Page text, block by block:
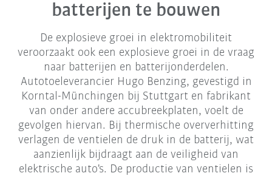
batterijen te bouwen
De explosieve groei in elektromobiliteit
veroorzaakt ook een explosieve groei in de vraag
naar batterijen en batterijonderdelen.
Autotoeleverancier Hugo Benzing, gevestigd in
Korntal-Münchingen bij Stuttgart en fabrikant
van onder andere accubreekplaten, voelt de
gevolgen hiervan. Bij thermische oververhitting
verlagen de ventielen de druk in de batterij, wat
aanzienlijk bijdraagt aan de veiligheid van
elektrische auto's. De productie van ventielen is